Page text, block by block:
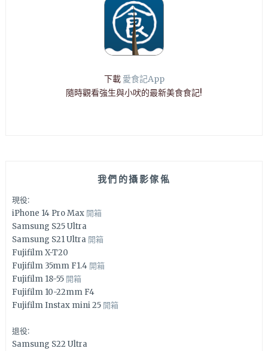
下載 愛食記App
隨時觀看強生與小吠的最新美食食記!
我們的攝影傢俬
現役:
iPhone 14 Pro Max 開箱
Samsung S25 Ultra
Samsung S21 Ultra 開箱
Fujifilm X-T20
Fujifilm 35mm F1.4 開箱
Fujifilm 18-55 開箱
Fujifilm 10-22mm F4
Fujifilm Instax mini 25 開箱
退役:
Samsung S22 Ultra